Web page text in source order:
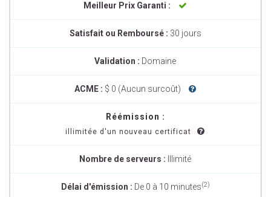
Meilleur Prix Garanti :
Satisfait ou Remboursé : 30 jours
Validation : Domaine
ACME : $ 0 (Aucun surcoût)
Réémission :
illimitée d'un nouveau certificat
Nombre de serveurs : Illimité
Délai d'émission : De 0 à 10 minutes(2)